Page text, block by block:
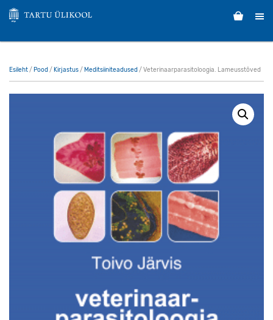
Esileht/ Pood / Kirjastus/ Meditsiiniteadused / Veterinaarparasitoloogia. Lameusstõved